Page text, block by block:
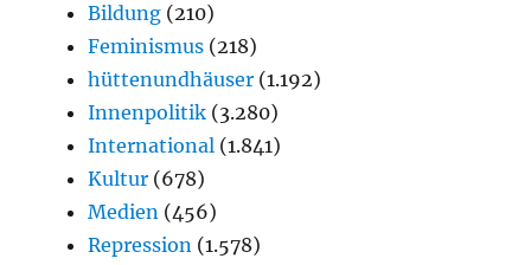
Bildung (210)
Feminismus (218)
hüttenundhäuser (1.192)
Innenpolitik (3.280)
International (1.841)
Kultur (678)
Medien (456)
Repression (1.578)